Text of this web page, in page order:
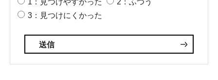
3：見つけにくかった